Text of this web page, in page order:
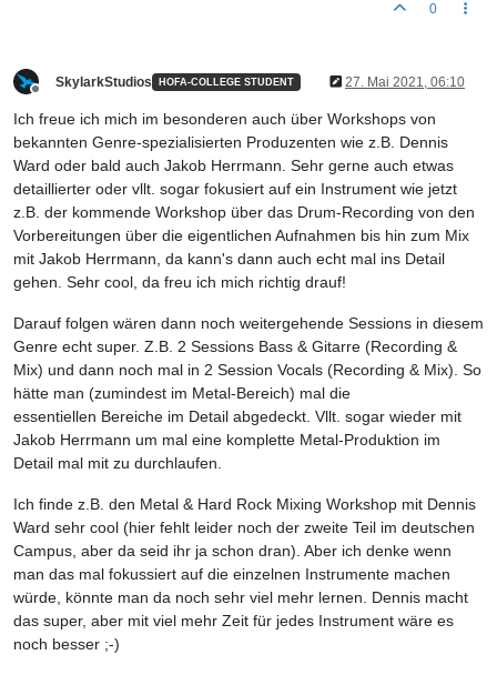
0
SkylarkStudios HOFA-COLLEGE STUDENT 27. Mai 2021, 06:10
Ich freue ich mich im besonderen auch über Workshops von
bekannten Genre-spezialisierten Produzenten wie z.B. Dennis
Ward oder bald auch Jakob Herrmann. Sehr gerne auch etwas
detaillierter oder vllt. sogar fokusiert auf ein Instrument wie jetzt
z.B. der kommende Workshop über das Drum-Recording von den
Vorbereitungen über die eigentlichen Aufnahmen bis hin zum Mix
mit Jakob Herrmann, da kann's dann auch echt mal ins Detail
gehen. Sehr cool, da freu ich mich richtig drauf!
Darauf folgen wären dann noch weitergehende Sessions in diesem
Genre echt super. Z.B. 2 Sessions Bass & Gitarre (Recording &
Mix) und dann noch mal in 2 Session Vocals (Recording & Mix). So
hätte man (zumindest im Metal-Bereich) mal die
essentiellen Bereiche im Detail abgedeckt. Vllt. sogar wieder mit
Jakob Herrmann um mal eine komplette Metal-Produktion im
Detail mal mit zu durchlaufen.
Ich finde z.B. den Metal & Hard Rock Mixing Workshop mit Dennis
Ward sehr cool (hier fehlt leider noch der zweite Teil im deutschen
Campus, aber da seid ihr ja schon dran). Aber ich denke wenn
man das mal fokussiert auf die einzelnen Instrumente machen
würde, könnte man da noch sehr viel mehr lernen. Dennis macht
das super, aber mit viel mehr Zeit für jedes Instrument wäre es
noch besser ;-)